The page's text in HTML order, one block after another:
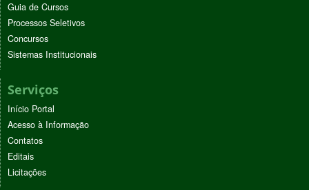
Guia de Cursos
Processos Seletivos
Concursos
Sistemas Institucionais
Serviços
Início Portal
Acesso à Informação
Contatos
Editais
Licitações